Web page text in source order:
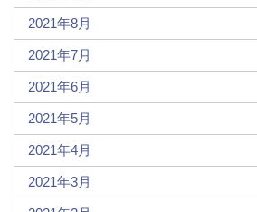
2021年8月
2021年7月
2021年6月
2021年5月
2021年4月
2021年3月